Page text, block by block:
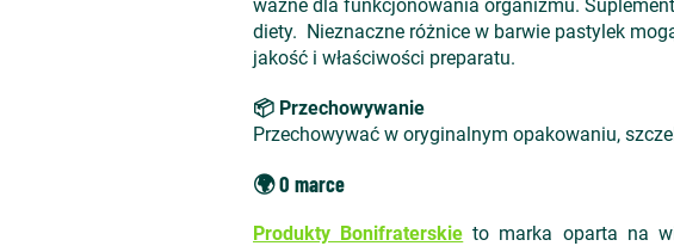
ważne dla funkcjonowania organizmu.
diety. Nieznaczne różnice w barwie pastylek
jakość i właściwości preparatu.
📦 Przechowywanie
Przechowywać w oryginalnym opakowaniu,
🌍 O marce
Produkty Bonifraterskie to marka oparta na